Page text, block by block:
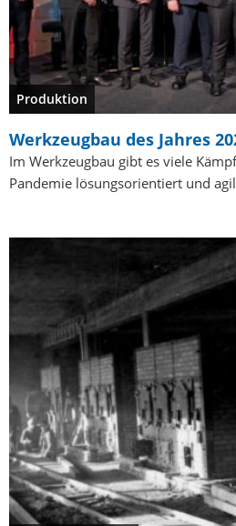
Produktion
Werkzeugbau des Jahres
Im Werkzeugbau gibt es viele
Pandemie lösungsorientiert und